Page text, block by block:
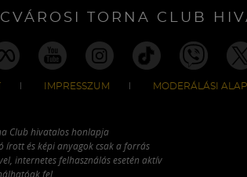
TORNA CLUB
IMPRESSZUM MODERÁLÁSI
Club hivatalos honlapja
írott és képi anyagok csak a forrás
internetes felhasználás esetén aktív
fel.